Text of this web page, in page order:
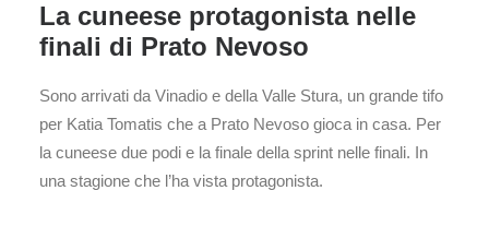
La cuneese protagonista nelle
finali di Prato Nevoso
Sono arrivati da Vinadio e della Valle Stura, un grande tifo
per Katia Tomatis che a Prato Nevoso gioca in casa. Per
la cuneese due podi e la finale della sprint nelle finali. In
una stagione che l’ha vista protagonista.